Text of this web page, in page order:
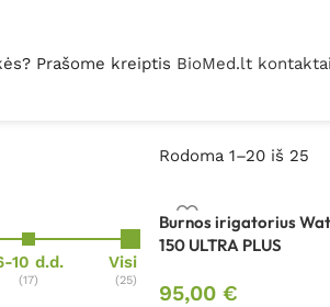
Prašome kreiptis BioMed.lt
10 d.d.
(17)
Visi
(25)
Rodoma 1–20 iš 25
Burnos irigatorius
150 ULTRA PLUS
95,00 €